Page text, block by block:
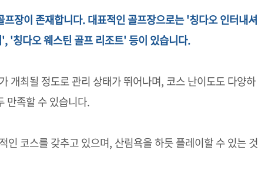
장이 존재합니다. 대표적인 골프장으로는 '칭다오 인터내셔
'칭다오 웨스틴 골프 리조트' 등이 있습니다.
개최될 정도로 관리 상태가 뛰어나며, 코스 난이도도 다양하
만족할 수 있습니다.
인 코스를 갖추고 있으며, 산림욕을 하듯 플레이할 수 있는 것